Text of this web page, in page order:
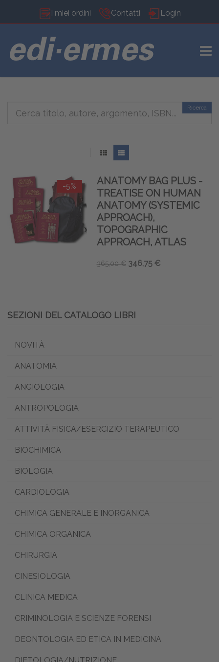
I miei ordini Contatti Login
Ricerca
-5%
ANATOMY BAG PLUS -
TREATISE ON HUMAN
ANATOMY (SYSTEMIC
APPROACH),
TOPOGRAPHIC
APPROACH, ATLAS
365,00 € 346,75 €
SEZIONI DEL CATALOGO LIBRI
NOVITÀ
ANATOMIA
ANGIOLOGIA
ANTROPOLOGIA
ATTIVITÀ FISICA/ESERCIZIO TERAPEUTICO
BIOCHIMICA
BIOLOGIA
CARDIOLOGIA
CHIMICA GENERALE E INORGANICA
CHIMICA ORGANICA
CHIRURGIA
CINESIOLOGIA
CLINICA MEDICA
CRIMINOLOGIA E SCIENZE FORENSI
DEONTOLOGIA ED ETICA IN MEDICINA